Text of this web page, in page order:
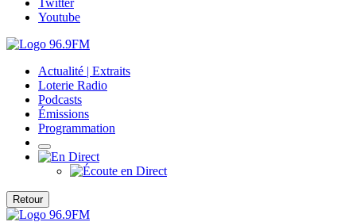
Twitter
Youtube
Actualité | Extraits
Loterie Radio
Podcasts
Émissions
Programmation
Retour